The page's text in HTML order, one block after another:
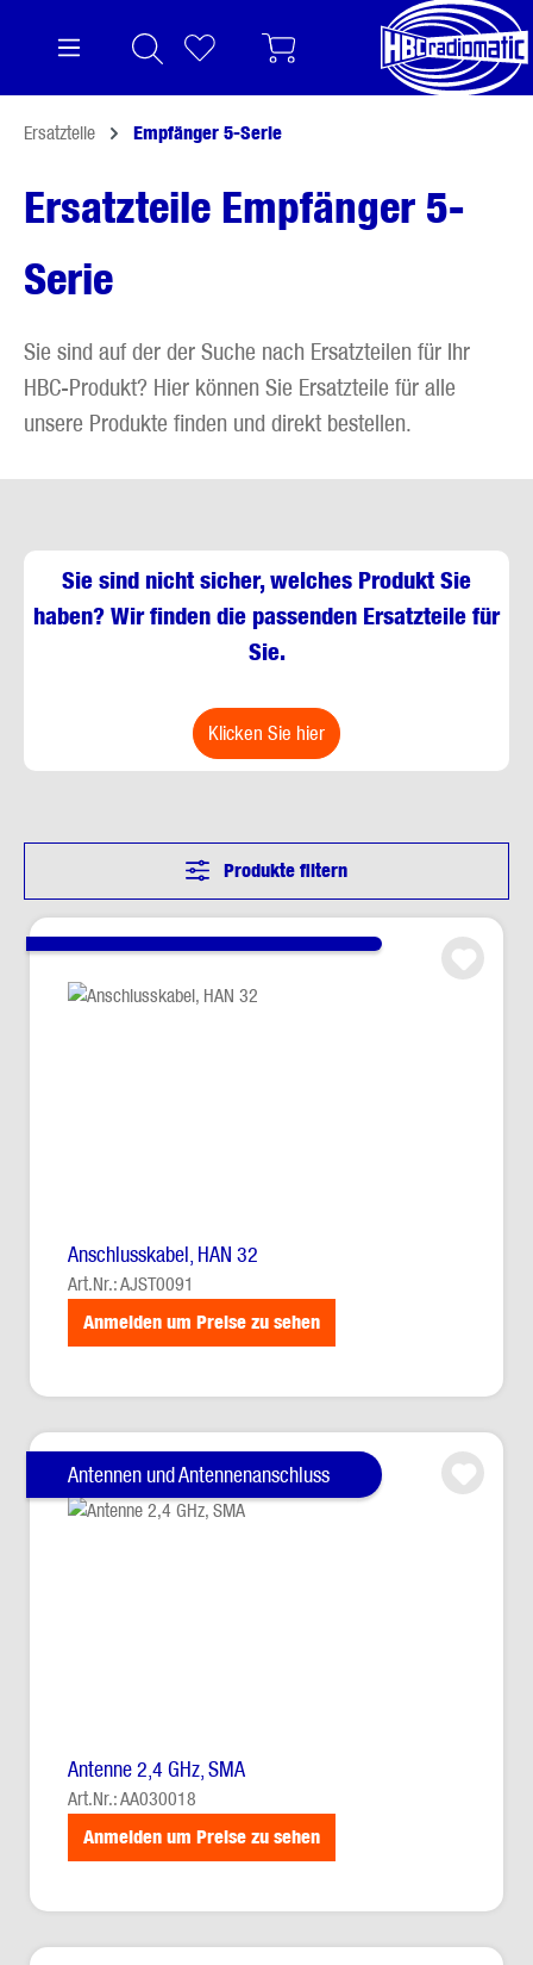
Ersatzteile Empfänger 5-Serie
Ersatzteile Empfänger 5-
Serie
Sie sind auf der der Suche nach Ersatzteilen für Ihr
HBC-Produkt? Hier können Sie Ersatzteile für alle
unsere Produkte finden und direkt bestellen.
Sie sind nicht sicher, welches Produkt Sie
haben? Wir finden die passenden Ersatzteile für
Sie.
klicken Sie hier
Produkte filtern
Anschlusskabel, HAN 32
Art.Nr.: AJST0091
Anmelden um Preise zu sehen
Antennen und Antennenanschluss
Antenne 2,4 GHz, SMA
Art.Nr.: AA030018
Anmelden um Preise zu sehen